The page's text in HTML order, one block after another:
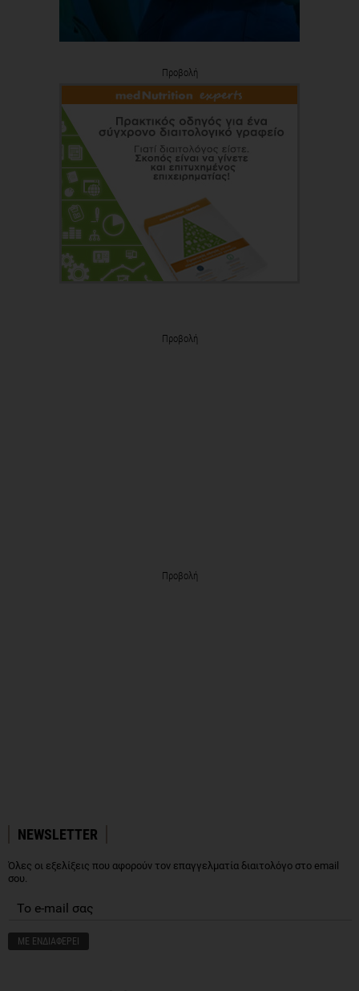
Προβολή
Προβολή
Προβολή
NEWSLETTER
Όλες οι εξελίξεις που αφορούν τον επαγγελματία διαιτολόγο στο email
σου.